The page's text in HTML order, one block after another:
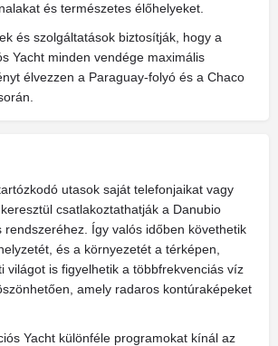
és természetes élőhelyeket.
és szolgáltatások biztosítják, hogy a
Yacht minden vendége maximális
élvezzen a Paraguay-folyó és a Chaco
utasok saját telefonjaikat vagy
csatlakoztathatják a Danubio
rendszeréhez. Így valós időben követhetik
és a környezetét a térképen,
világot is figyelhetik a többfrekvenciás víz
amely radaros kontúraképeket
Yacht különféle programokat kínál az